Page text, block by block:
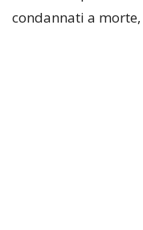
condannati a